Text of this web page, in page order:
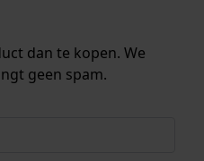
dan te kopen. We
geen spam.